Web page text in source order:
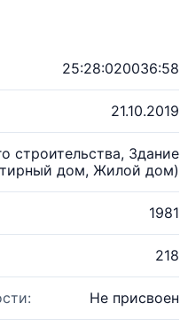
25:28:020036:58
21.10.2019
строительства, Здание
дом, Жилой дом)
1981
218
Не присвоен